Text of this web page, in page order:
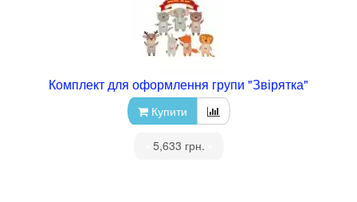
Комплект для оформлення групи "Звірятка"
Купити
5,633 грн.